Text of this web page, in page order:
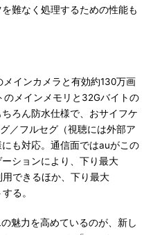
難なく処理するための性能も
インカメラと有効約130万画
のメインメモリと32Gバイトの
ろん防水仕様で、おサイフケ
／フルセグ（視聴には外部ア
も対応。通信面ではauがこの
ションにより、下り最大
できるほか、下り最大
る。
魅力を高めているのが、新し